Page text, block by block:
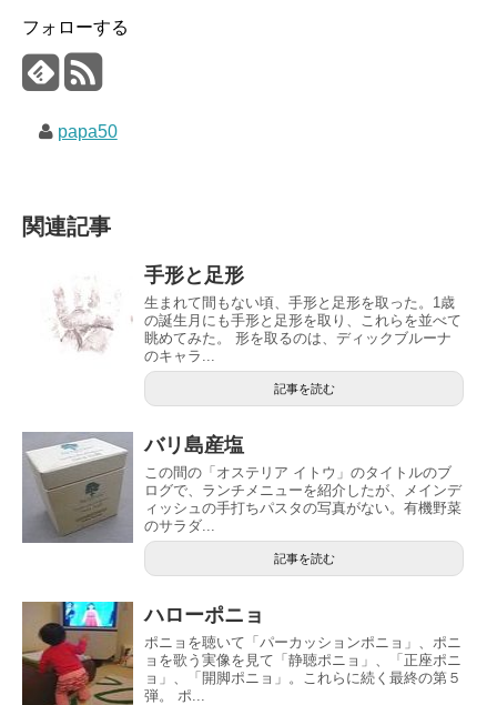
フォローする
papa50
関連記事
手形と足形
生まれて間もない頃、手形と足形を取った。1歳
の誕生月にも手形と足形を取り、これらを並べて
眺めてみた。 形を取るのは、ディックブルーナ
のキャラ...
記事を読む
バリ島産塩
この間の「オステリア イトウ」のタイトルのブ
ログで、ランチメニューを紹介したが、メインデ
ィッシュの手打ちパスタの写真がない。有機野菜
のサラダ...
記事を読む
ハローポニョ
ポニョを聴いて「パーカッションポニョ」、ポニ
ョを歌う実像を見て「静聴ポニョ」、「正座ポニ
ョ」、「開脚ポニョ」。これらに続く最終の第５
弾。 ポ...